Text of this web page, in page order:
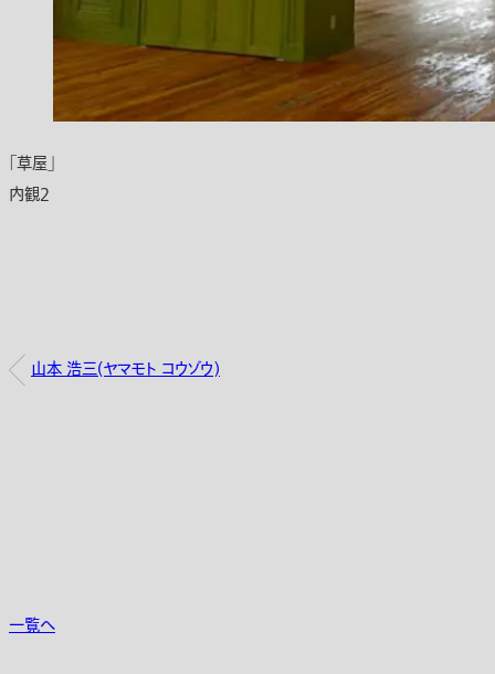
「草屋」
内観2
山本 浩三(ヤマモト コウゾウ)
一覧へ